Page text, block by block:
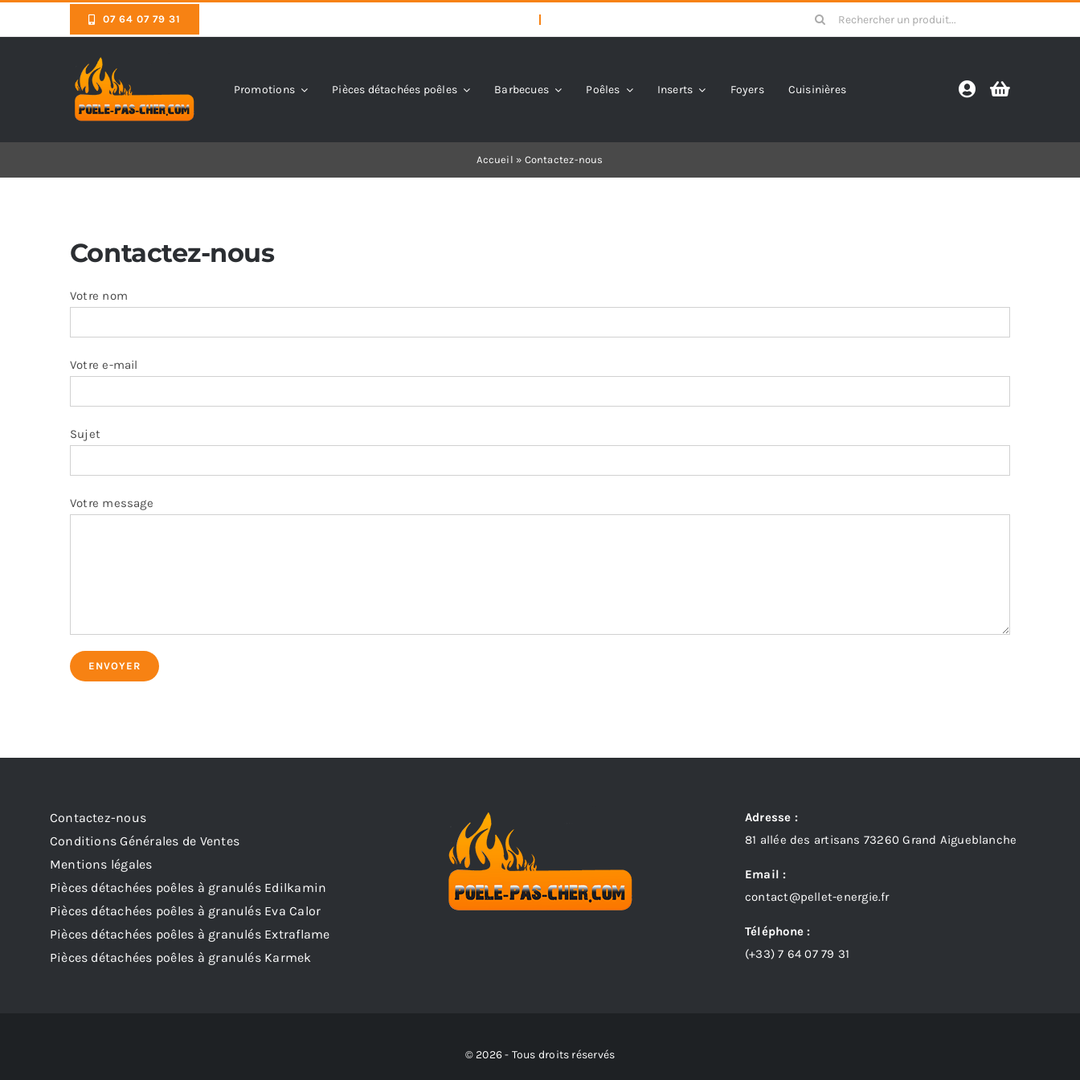
07 64 07 79 31
Search
for:
Promotions Pièces détachées poêles Barbecues Poêles Inserts Foyers Cuisinières
Accueil » Contactez-nous
Contactez-nous
Votre nom
Votre e-mail
Sujet
Votre message
Contactez-nous
Conditions Générales de Ventes
Mentions légales
Pièces détachées poêles à granulés Edilkamin
Pièces détachées poêles à granulés Eva Calor
Pièces détachées poêles à granulés Extraflame
Pièces détachées poêles à granulés Karmek
Adresse :
81 allée des artisans 73260 Grand Aigueblanche
Email :
contact@pellet-energie.fr
Téléphone :
(+33)7 64 07 79 31
© 2026 - Tous droits réservés